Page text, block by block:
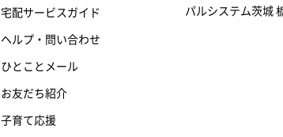
宅配サービスガイド
ヘルプ・問い合わせ
ひとことメール
お友だち紹介
子育て応援
パルシステム茨城